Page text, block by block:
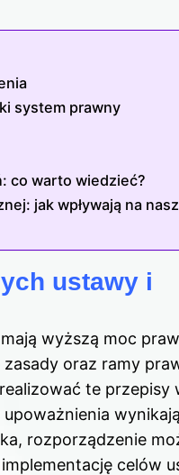
system prawny
co warto wiedzieć?
jak wpływają na
ustawy i
wyższą moc
oraz ramy
te przepisy
rozporządzenie
celów